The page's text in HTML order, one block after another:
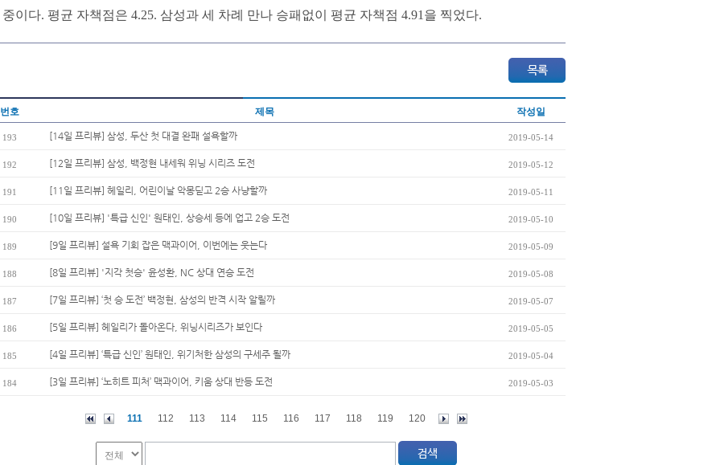
중이다. 평균 자책점은 4.25. 삼성과 세 차례 만나 승패없이 평균 자책점 4.91을 찍었다.
번호 제목 작성일
193 [14일 프리뷰] 삼성, 두산 첫 대결 완패 설욕할까 2019-05-14
192 [12일 프리뷰] 삼성, 백정현 내세워 위닝 시리즈 도전 2019-05-12
191 [11일 프리뷰] 헤일리, 어린이날 악몽딛고 2승 사냥할까 2019-05-11
190 [10일 프리뷰] '특급 신인' 원태인, 상승세 등에 업고 2승 도전 2019-05-10
189 [9일 프리뷰] 설욕 기회 잡은 맥과이어, 이번에는 웃는다 2019-05-09
188 [8일 프리뷰] '지각 첫승' 윤성환, NC 상대 연승 도전 2019-05-08
187 [7일 프리뷰] ‘첫 승 도전’ 백정현, 삼성의 반격 시작 알릴까 2019-05-07
186 [5일 프리뷰] 헤일리가 돌아온다, 위닝시리즈가 보인다 2019-05-05
185 [4일 프리뷰] ‘특급 신인’ 원태인, 위기처한 삼성의 구세주 될까 2019-05-04
184 [3일 프리뷰] ‘노히트 피처’ 맥과이어, 키움 상대 반등 도전 2019-05-03
111 112 113 114 115 116 117 118 119 120